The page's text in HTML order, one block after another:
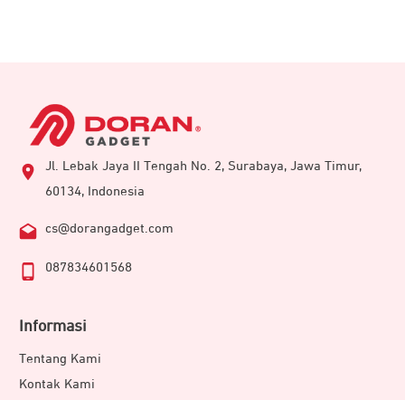
Jl. Lebak Jaya II Tengah No. 2, Surabaya, Jawa Timur,
60134, Indonesia
cs@dorangadget.com
087834601568
Informasi
Tentang Kami
Kontak Kami